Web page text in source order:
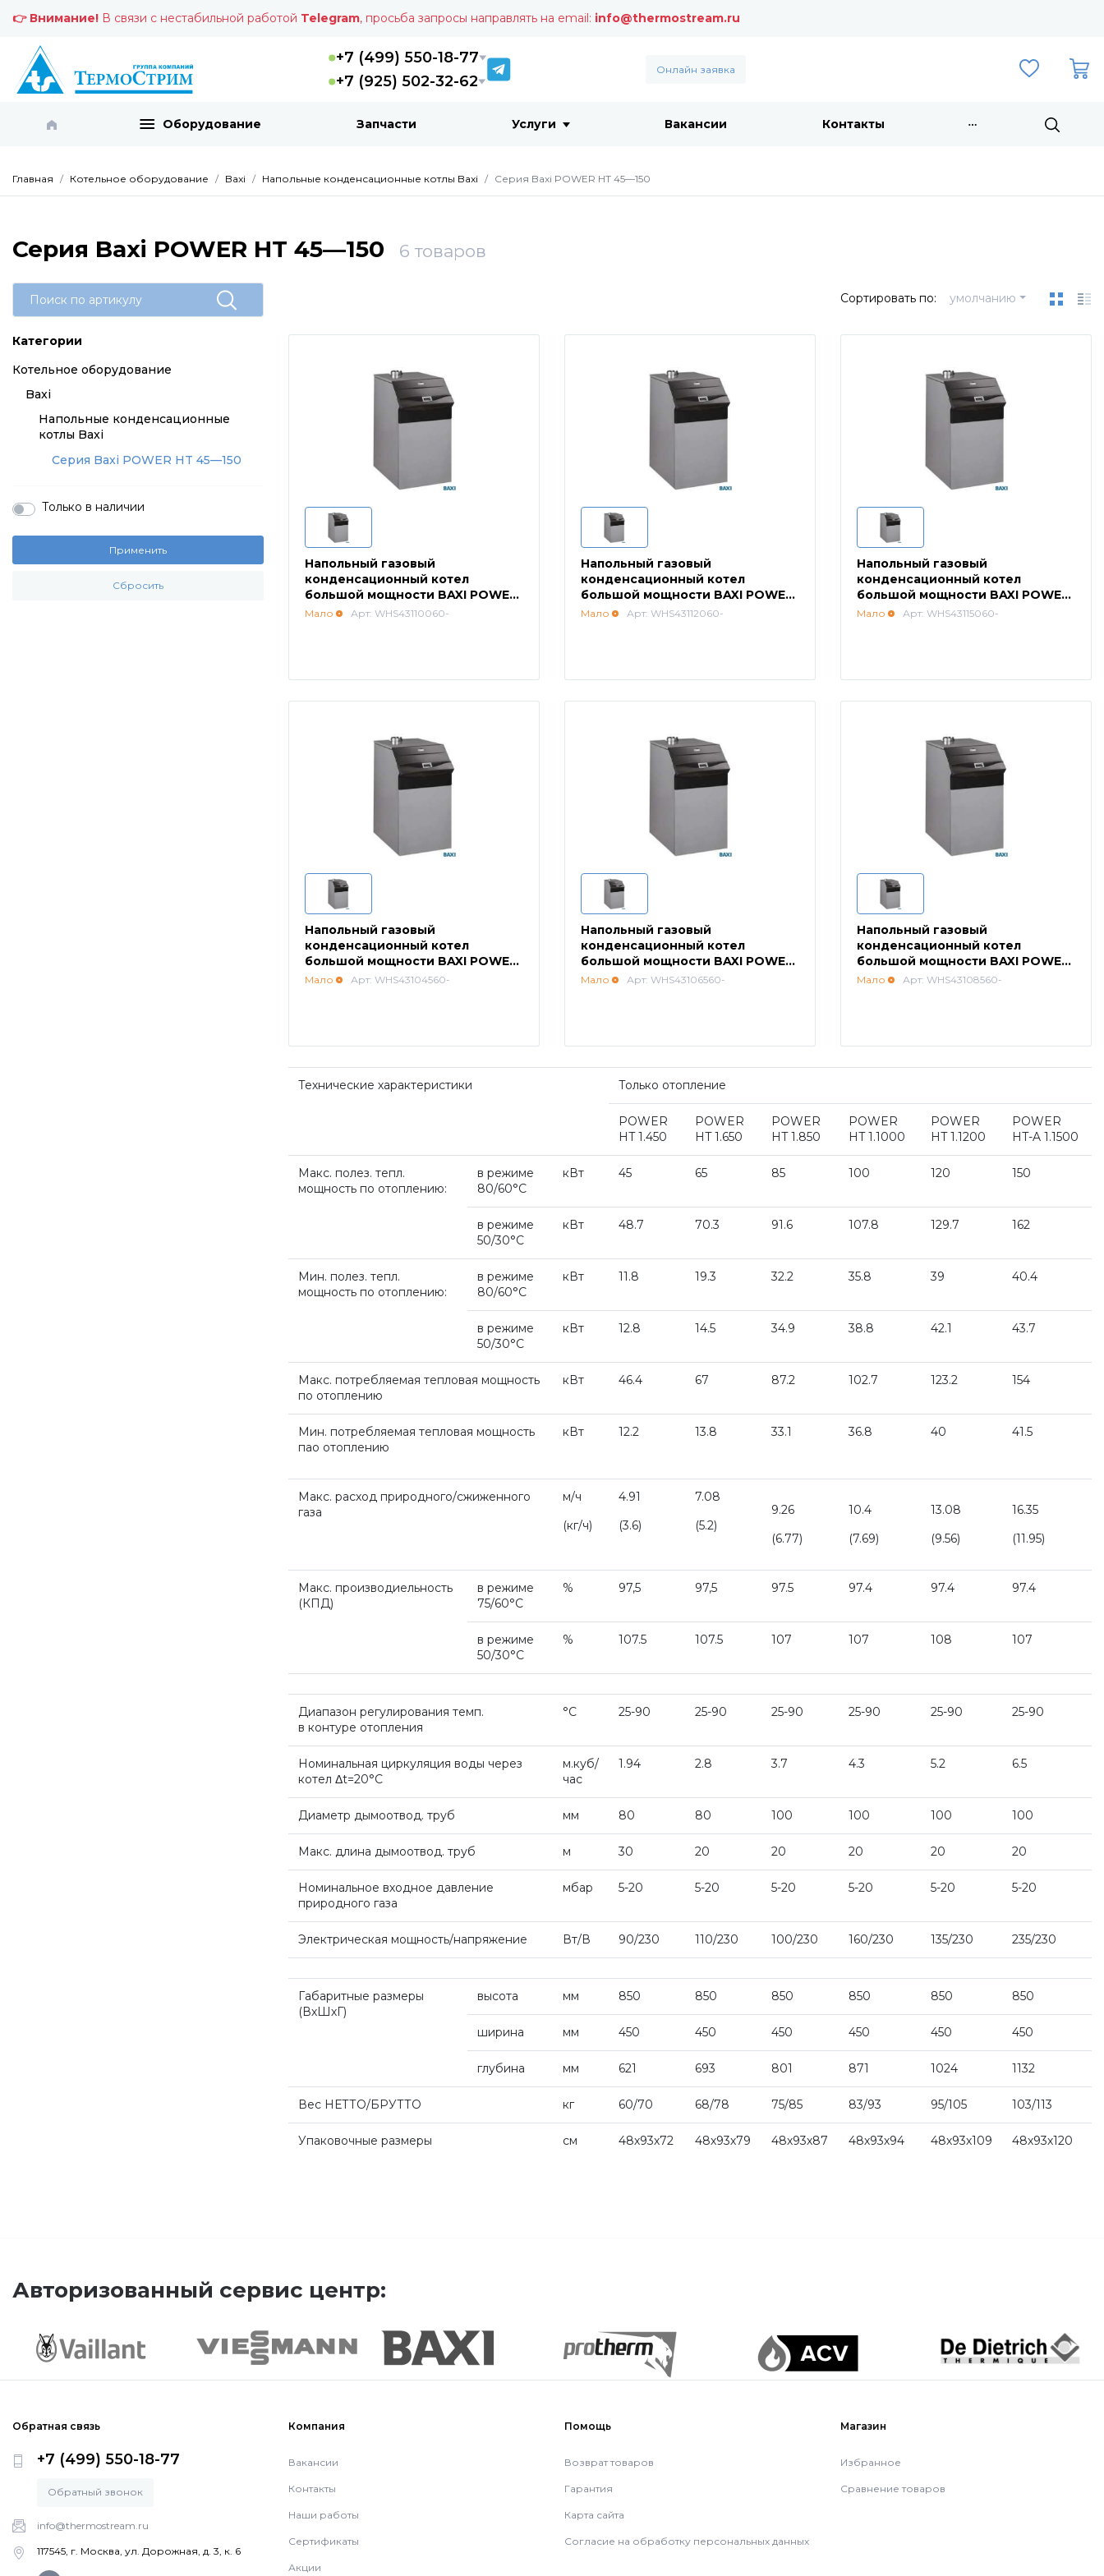
👉 Внимание! В связи с нестабильной работой Telegram, просьба запросы направлять на email: info@thermostream.ru
+7 (499) 550-18-77
+7 (925) 502-32-62
Онлайн заявка
Оборудование Запчасти Услуги Вакансии Контакты
Главная Котельное оборудование Baxi Напольные конденсационные котлы Baxi Серия Baxi POWER HT 45—150
Серия Baxi POWER HT 45—150 6 товаров
Категории
Котельное оборудование
Baxi
Напольные конденсационные
котлы Baxi
Серия Baxi POWER HT 45—150
Только в наличии
Применить
Сбросить
Сортировать по: умолчанию
Напольный газовый
конденсационный котел
большой мощности BAXI POWER
HT 1.1000
Мало Арт: WHS43110060-
Напольный газовый
конденсационный котел
большой мощности BAXI POWER
HT 1.1200
Мало Арт: WHS43112060-
Напольный газовый
конденсационный котел
большой мощности BAXI POWER
HT 1.1500
Мало Арт: WHS43115060-
Напольный газовый
конденсационный котел
большой мощности BAXI POWER
HT 1.450
Мало Арт: WHS43104560-
Напольный газовый
конденсационный котел
большой мощности BAXI POWER
HT 1.650
Мало Арт: WHS43106560-
Напольный газовый
конденсационный котел
большой мощности BAXI POWER
HT 1.850
Мало Арт: WHS43108560-
Технические характеристики Только отопление
POWER
HT 1.450
POWER
HT 1.650
POWER
HT 1.850
POWER
HT 1.1000
POWER
HT 1.1200
POWER
HT-A 1.1500
Макс. полез. тепл.
мощность по отоплению:
в режиме
80/60°С
кВт 45 65 85 100 120 150
в режиме
50/30°С
кВт 48.7 70.3 91.6 107.8 129.7 162
Мин. полез. тепл.
мощность по отоплению:
в режиме
80/60°С
кВт 11.8 19.3 32.2 35.8 39 40.4
в режиме
50/30°С
кВт 12.8 14.5 34.9 38.8 42.1 43.7
Макс. потребляемая тепловая мощность
по отоплению
кВт 46.4 67 87.2 102.7 123.2 154
Мин. потребляемая тепловая мощность
пао отоплению
кВт 12.2 13.8 33.1 36.8 40 41.5
Макс. расход природного/сжиженного
газа
м/ч
(кг/ч)
4.91
(3.6)
7.08
(5.2)
9.26
(6.77)
10.4
(7.69)
13.08
(9.56)
16.35
(11.95)
Макс. производиельность
(КПД)
в режиме
75/60°С
% 97,5 97,5 97.5 97.4 97.4 97.4
в режиме
50/30°С
% 107.5 107.5 107 107 108 107
Диапазон регулирования темп.
в контуре отопления
°С 25-90 25-90 25-90 25-90 25-90 25-90
Номинальная циркуляция воды через
котел Δt=20°С
м.куб/
час
1.94 2.8 3.7 4.3 5.2 6.5
Диаметр дымоотвод. труб мм 80 80 100 100 100 100
Макс. длина дымоотвод. труб м 30 20 20 20 20 20
Номинальное входное давление
природного газа
мбар 5-20 5-20 5-20 5-20 5-20 5-20
Электрическая мощность/напряжение Вт/В 90/230 110/230 100/230 160/230 135/230 235/230
Габаритные размеры
(ВхШхГ)
высота мм 850 850 850 850 850 850
ширина мм 450 450 450 450 450 450
глубина мм 621 693 801 871 1024 1132
Вес НЕТТО/БРУТТО кг 60/70 68/78 75/85 83/93 95/105 103/113
Упаковочные размеры см 48х93х72 48х93х79 48х93х87 48х93х94 48х93х109 48х93х120
Авторизованный сервис центр:
Обратная связь
+7 (499) 550-18-77
Обратный звонок
info@thermostream.ru
117545, г. Москва, ул. Дорожная, д. 3, к. 6
Компания
Вакансии
Контакты
Наши работы
Сертификаты
Акции
Помощь
Возврат товаров
Гарантия
Карта сайта
Согласие на обработку персональных данных
Магазин
Избранное
Сравнение товаров